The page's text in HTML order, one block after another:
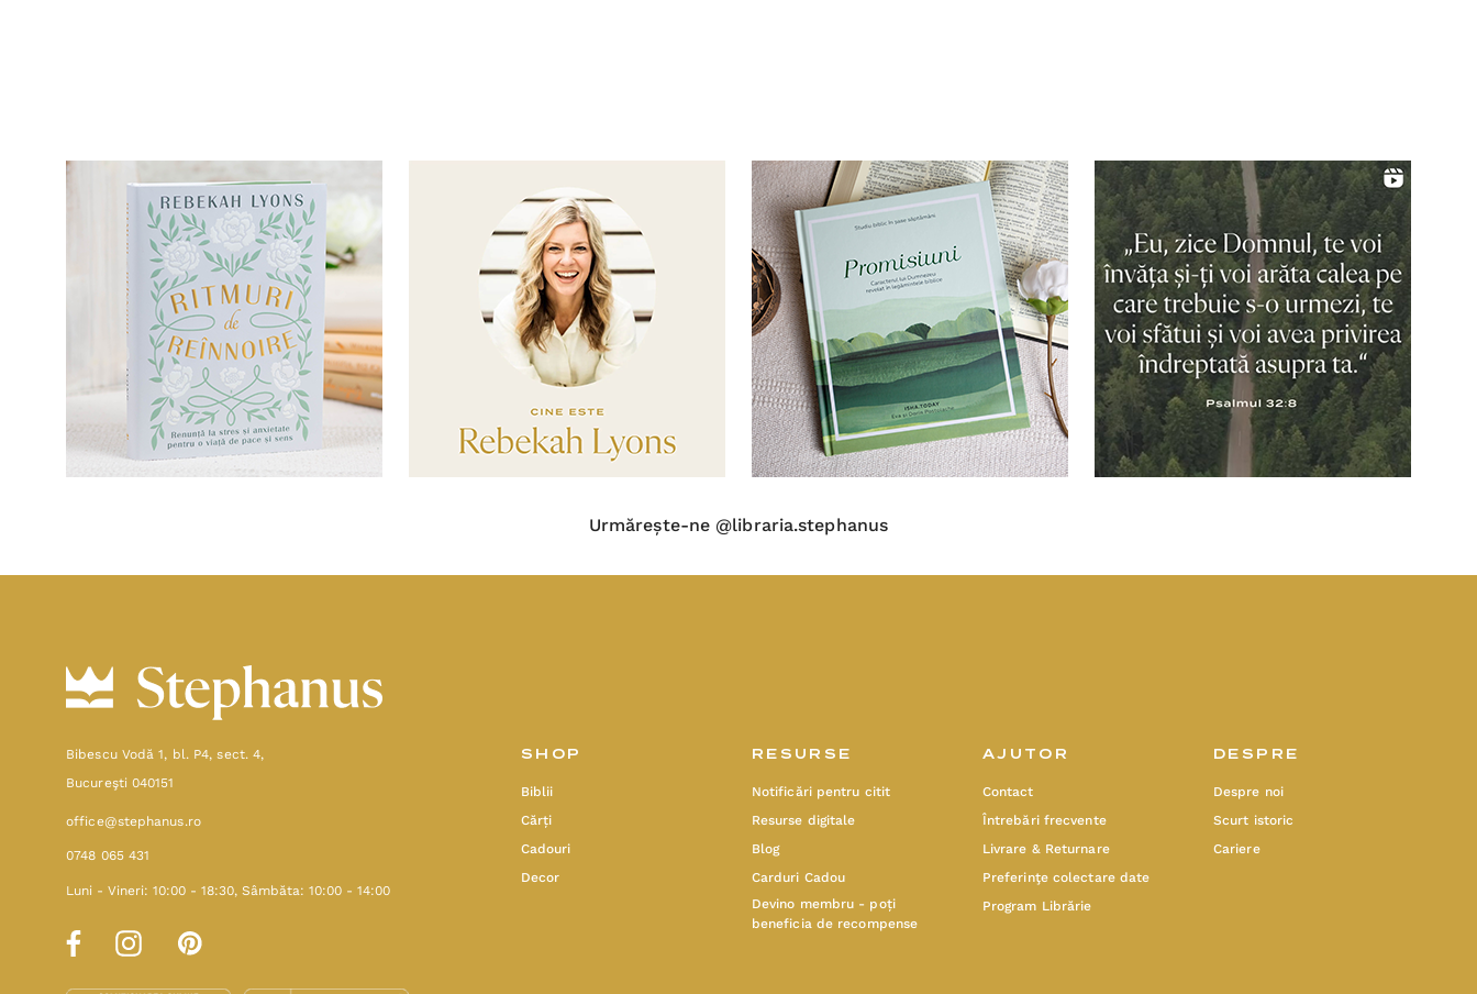
Urmărește-ne @libraria.stephanus
Bibescu Vodă 1, bl. P4, sect. 4,
Bucureşti 040151
office@stephanus.ro
0748 065 431
Luni - Vineri: 10:00 - 18:30, Sâmbăta: 10:00 - 14:00
SHOP
Biblii
Cărți
Cadouri
Decor
RESURSE
Notificări pentru citit
Resurse digitale
Blog
Carduri Cadou
Devino membru - poți
beneficia de recompense
AJUTOR
Contact
Întrebări frecvente
Livrare & Returnare
Preferinţe colectare date
Program Librărie
DESPRE
Despre noi
Scurt istoric
Cariere